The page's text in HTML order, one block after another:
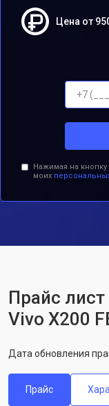
Цена от
Нажимая на
моих
Прайс
Vivo X200
Дата обновления
Прайс